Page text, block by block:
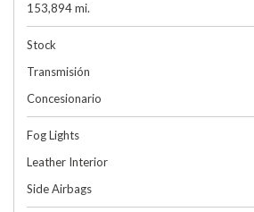
153,894 mi.
Stock
Transmisión
Concesionario
Fog Lights
Leather Interior
Side Airbags